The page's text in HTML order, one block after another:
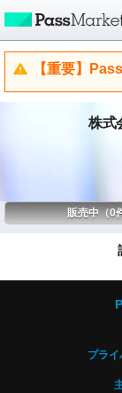
【重要】
株式
販売中（0
プラ